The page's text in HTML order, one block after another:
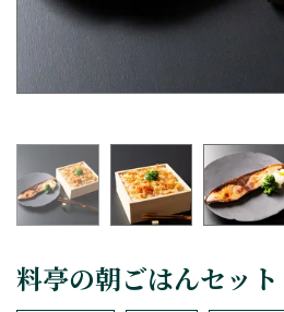
料亭の朝ごはんセット